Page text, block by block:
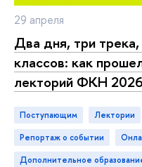
29 апреля
Два дня, три
классов: как
лекторий ФКН 2026
Поступающим лектории
репортаж о событии
дополнительное